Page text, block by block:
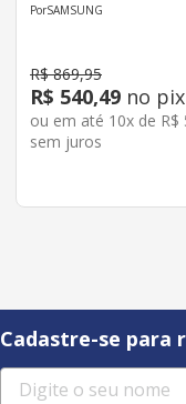
SAMSUNG
R$ 869,95
R$ 540,49 no pix
ou em até 10x de R$
sem juros
Cadastre-se para